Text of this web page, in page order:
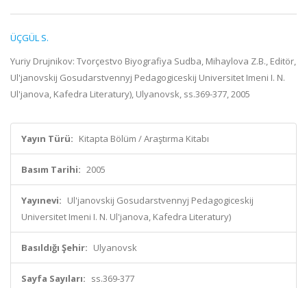
ÜÇGÜL S.
Yuriy Drujnikov: Tvorçestvo Biyografiya Sudba, Mihaylova Z.B., Editör,
Ul'janovskij Gosudarstvennyj Pedagogiceskij Universitet Imeni I. N.
Ul'janova, Kafedra Literatury), Ulyanovsk, ss.369-377, 2005
Yayın Türü: Kitapta Bölüm / Araştırma Kitabı
Basım Tarihi: 2005
Yayınevi: Ul'janovskij Gosudarstvennyj Pedagogiceskij
Universitet Imeni I. N. Ul'janova, Kafedra Literatury)
Basıldığı Şehir: Ulyanovsk
Sayfa Sayıları: ss.369-377